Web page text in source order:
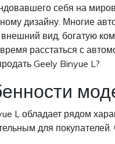
себя на
дизайну. Многие
вид, богатую
расстаться с
Geely Binyue L?
L обладает рядом
для